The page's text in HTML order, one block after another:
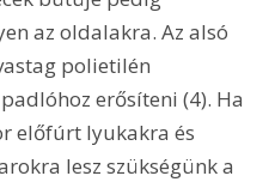
az oldalakra. Az alsó
polietilén
erősíteni (4). Ha
előfúrt lyukakra és
lesz szükségünk a